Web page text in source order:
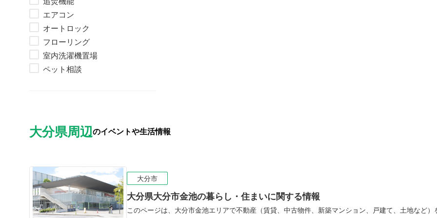
エアコン
オートロック
フローリング
室内洗濯機置場
ペット相談
大分県周辺のイベントや生活情報
大分市
大分県大分市金池の暮らし・住まいに関する情報
このページは、大分市金池エリアで不動産（賃貸、中古物件、新築マンション、戸建て、土地など